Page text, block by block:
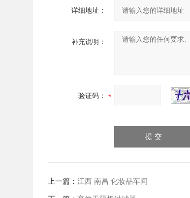
详细地址：
补充说明：
验证码：
上一篇：江西 南昌 化妆品车间